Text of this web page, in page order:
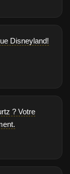
Disneyland!
? Votre